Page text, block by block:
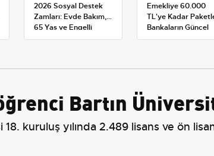
2026 Sosyal Destek
Zamları: Evde Bakım,
65 Yaş ve Engelli
Maaşlarında Yeni
Emekliye 60.000
TL'ye Kadar
Bankaların Güncel
Promosyon ve Ek
Bartın
18. kuruluş yılında 2.489 lisans ve ön